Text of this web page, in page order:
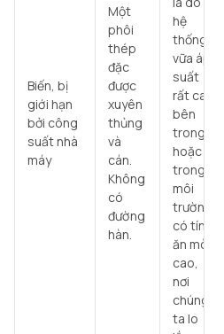
Biến, bị
giới hạn
bởi công
suất nhà
máy
Một
phôi
thép
đặc
được
xuyên
thủng
và
cán.
Không
có
đường
hàn.
hệ
thống
vữa áp
suất
rất cao
bên
trong,
hoặc
trong
môi
trường
có tính
ăn mòn
cao,
nơi
chúng
ta lo